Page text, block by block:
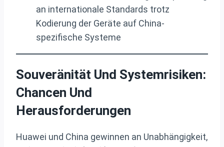
an internationale Standards trotz
Kodierung der Geräte auf China-
spezifische Systeme
Souveränität Und Systemrisiken:
Chancen Und
Herausforderungen
Huawei und China gewinnen an Unabhängigkeit,